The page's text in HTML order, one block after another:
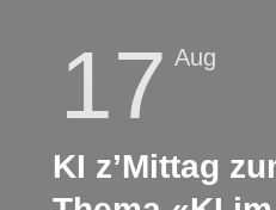
Aug
17
KI z’Mittag